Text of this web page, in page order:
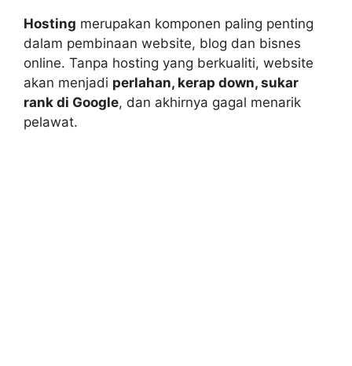
Hosting merupakan komponen paling penting
dalam pembinaan website, blog dan bisnes
online. Tanpa hosting yang berkualiti, website
akan menjadi perlahan, kerap down, sukar
rank di Google, dan akhirnya gagal menarik
pelawat.